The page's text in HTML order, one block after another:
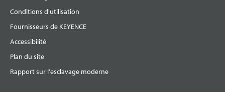
Conditions d'utilisation
Fournisseurs de KEYENCE
Accessibilité
Plan du site
Rapport sur l'esclavage moderne